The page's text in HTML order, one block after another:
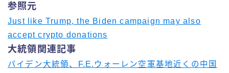
参照元
Just like Trump, the Biden campaign may also
accept crypto donations
大統領関連記事
バイデン大統領、F.E.ウォーレン空軍基地近くの中国